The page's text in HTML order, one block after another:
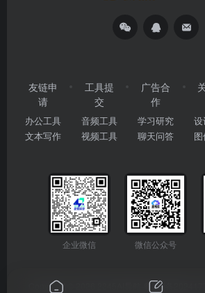
友链申
请
办公工具
文本写作
工具提
交
音频工具
视频工具
广告合
作
学习研究
聊天问答
企业微信 微信公众号
Copyright © 2026 粤ICP备